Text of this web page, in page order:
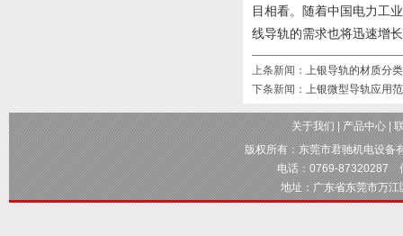
目相看。随着中国电力工
线导轨的需求也将迅速增
上条新闻： 上银导轨的材质分类
下条新闻： 上银微型导轨应用
关于我们 产品中心|
版权所有： 东莞市君驰机电设备
电话：0769-87320287
地址：广东省东莞市万